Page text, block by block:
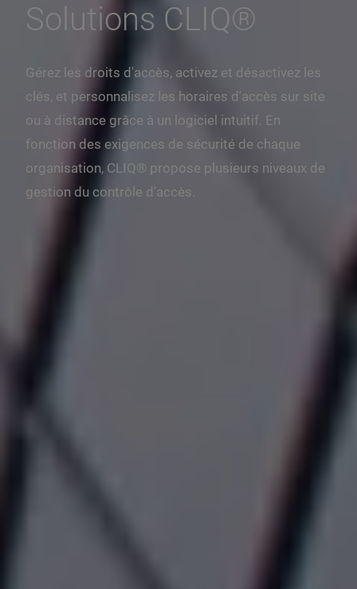
Solutions CLIQ®
Gérez les droits d'accès, activez et désactivez les
clés, et personnalisez les horaires d'accès sur site
ou à distance grâce à un logiciel intuitif. En
fonction des exigences de sécurité de chaque
organisation, CLIQ® propose plusieurs niveaux de
gestion du contrôle d'accès.